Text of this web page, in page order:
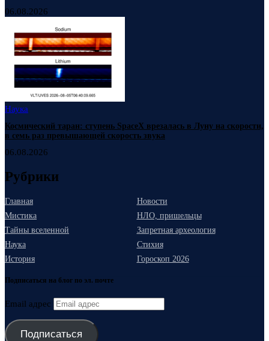
06.08.2026
Наука
Космический таран: ступень SpaceX врезалась в Луну на скорости,
в семь раз превышающей скорость звука
06.08.2026
Рубрики
Главная
Новости
Мистика
НЛО, пришельцы
Тайны вселенной
Запретная археология
Наука
Стихия
История
Гороскоп 2026
Подписаться на блог по эл. почте
Email адрес
Подписаться